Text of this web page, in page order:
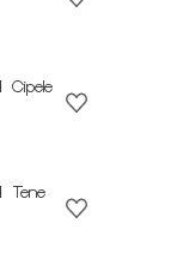
Cipele
Tene